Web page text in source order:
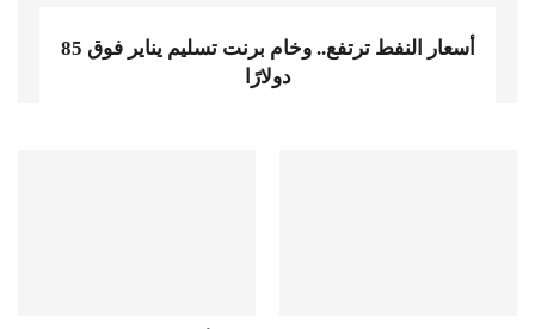
أسعار النفط ترتفع.. وخام برنت تسليم يناير فوق 85
دولارًا